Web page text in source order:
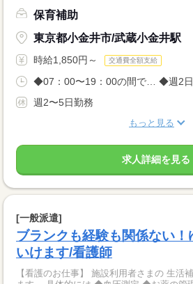
保育補助
東京都小金井市/武蔵小金井駅
時給1,850円～ 交通費全額支給
◆07：00〜19：00の間で… ◆週2日
週2〜5日勤務
もっと見る
求人詳細を見る
[一般派遣]
ブランクも経験も関係ない！
いけます/看護師
【看護のお仕事】 施設利用者さまの 生活